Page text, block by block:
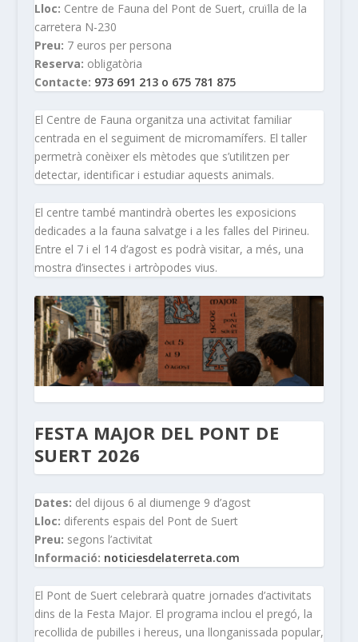
Lloc: Centre de Fauna del Pont de Suert, cruïlla de la
carretera N-230
Preu: 7 euros per persona
Reserva: obligatòria
Contacte: 973 691 213 o 675 781 875
El Centre de Fauna organitza una activitat familiar
centrada en el seguiment de micromamífers. El taller
permetrà conèixer els mètodes que s’utilitzen per
detectar, identificar i estudiar aquests animals.
El centre també mantindrà obertes les exposicions
dedicades a la fauna salvatge i a les falles del Pirineu.
Entre el 7 i el 14 d’agost es podrà visitar, a més, una
mostra d’insectes i artròpodes vius.
FESTA MAJOR DEL PONT DE
SUERT 2026
Dates: del dijous 6 al diumenge 9 d’agost
Lloc: diferents espais del Pont de Suert
Preu: segons l’activitat
Informació: noticiesdelaterreta.com
El Pont de Suert celebrarà quatre jornades d’activitats
dins de la Festa Major. El programa inclou el pregó, la
recollida de pubilles i hereus, una llonganissada popular,